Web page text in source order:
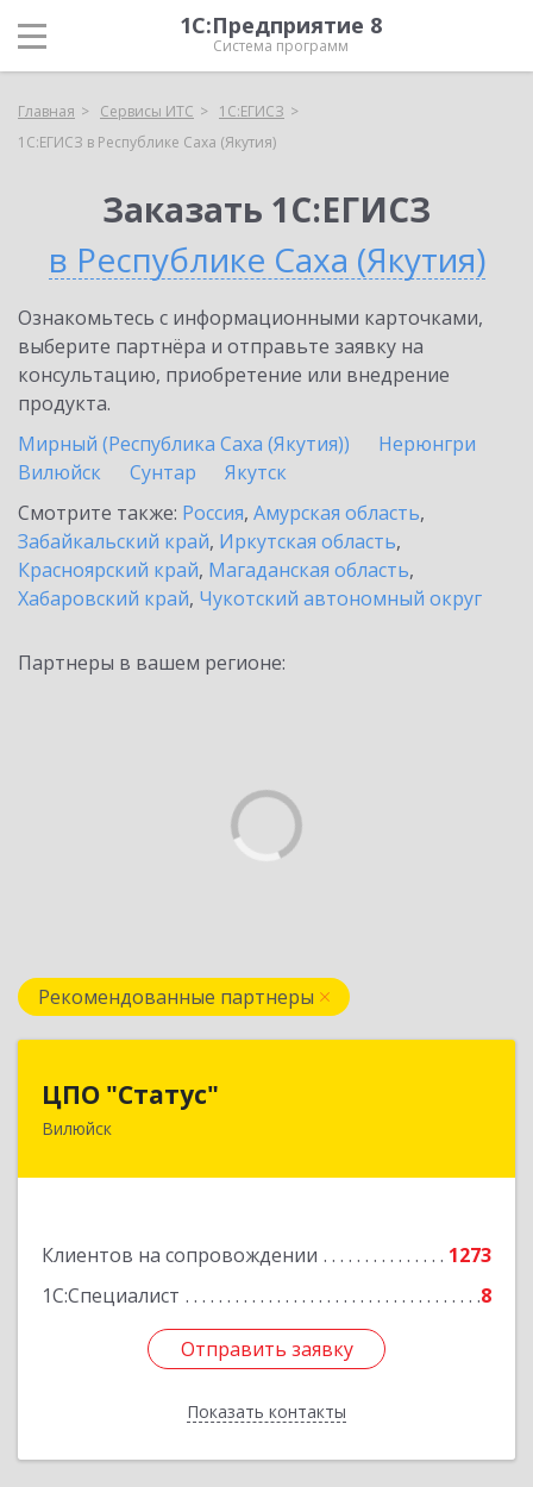
1С:Предприятие 8
Система программ
Главная Сервисы ИТС
1С:ЕГИСЗ
1С:ЕГИСЗ в Республике Саха (Якутия)
Заказать 1С:ЕГИСЗ
в Республике Саха (Якутия)
Ознакомьтесь с информационными карточками,
выберите партнёра и отправьте заявку на
консультацию, приобретение или внедрение
продукта.
Мирный (Республика Саха (Якутия))
Нерюнгри
Вилюйск
Сунтар
Якутск
Смотрите также: Россия, Амурская область,
Забайкальский край, Иркутская область,
Красноярский край, Магаданская область,
Хабаровский край, Чукотский автономный округ
Партнеры в вашем регионе:
Рекомендованные партнеры
ЦПО "Статус"
Вилюйск
Клиентов на сопровождении
1273
1С:Специалист
8
Отправить заявку
Показать контакты
677000, Саха /Якутия/ Респ, Якутск г, Ленина пр-
Отправить заявку
Назад